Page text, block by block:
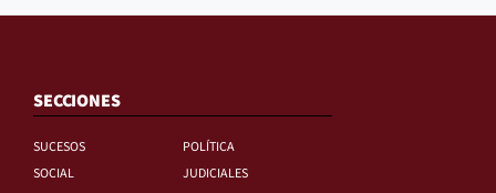
SECCIONES
SUCESOS
POLÍTICA
SOCIAL
JUDICIALES